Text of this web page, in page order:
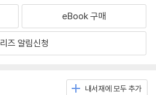
eBook 구매
즈 알림신청
내서재에 모두 추가